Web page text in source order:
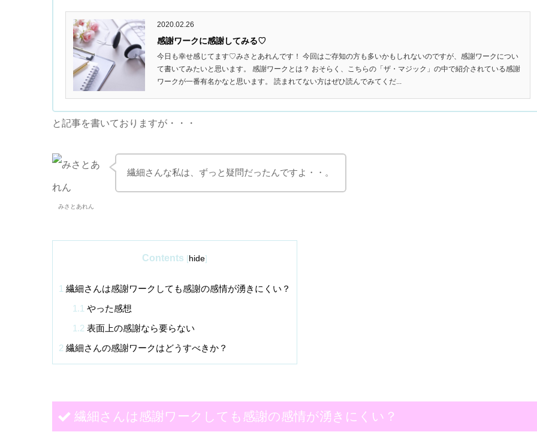
2020.02.26
感謝ワークに感謝してみる♡
今日も幸せ感じてます♡みさとあれんです！ 今回はご存知の方も多いかもしれないのですが、感謝ワークについ
て書いてみたいと思います。 感謝ワークとは？ おそらく、こちらの「ザ・マジック」の中で紹介されている感謝
ワークが一番有名かなと思います。 読まれてない方はぜひ読んでみてくだ...
と記事を書いておりますが・・・
みさとあれん
繊細さんな私は、ずっと疑問だったんですよ・・。
Contents [hide]
1 繊細さんは感謝ワークしても感謝の感情が湧きにくい？
1.1 やった感想
1.2 表面上の感謝なら要らない
2 繊細さんの感謝ワークはどうすべきか？
繊細さんは感謝ワークしても感謝の感情が湧きにくい？